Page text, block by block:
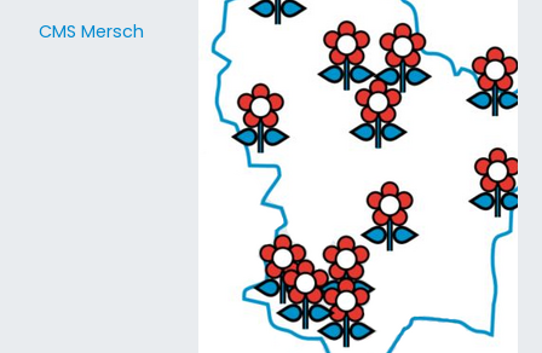
CMS Mersch